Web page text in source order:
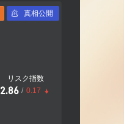
リスク指数
2.86 / 0.17
真相公開